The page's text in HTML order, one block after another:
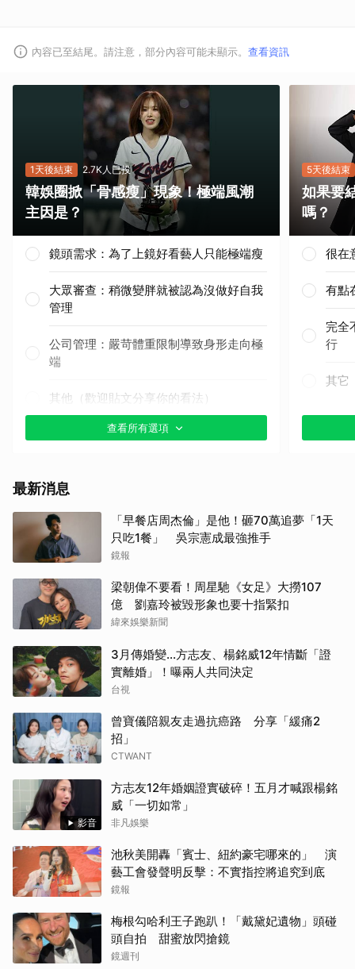
內容已至結尾。請注意，部分內容可能未顯示。 查看資訊
1天後結束 2.7K人已投
韓娛圈掀「骨感瘦」現象！極端風潮
主因是？
鏡頭需求：為了上鏡好看藝人只能極端瘦
大眾審查：稍微變胖就被認為沒做好自我
管理
公司管理：嚴苛體重限制導致身形走向極
端
其他（歡迎貼文分享你的看法）
查看所有選項
5天後結束
如果要
嗎？
很在
有點
完全
行
其它
最新消息
「早餐店周杰倫」是他！砸70萬追夢「1天
只吃1餐」 吳宗憲成最強推手
鏡報
梁朝偉不要看！周星馳《女足》大撈107
億 劉嘉玲被毀形象也要十指緊扣
緯來娛樂新聞
3月傳婚變...方志友、楊銘威12年情斷「證
實離婚」！曝兩人共同決定
台視
曾寶儀陪親友走過抗癌路 分享「緩痛2
招」
CTWANT
影音
方志友12年婚姻證實破碎！五月才喊跟楊銘
威「一切如常」
非凡娛樂
池秋美開轟「賓士、紐約豪宅哪來的」 演
藝工會發聲明反擊：不實指控將追究到底
鏡報
梅根勾哈利王子跑趴！「戴黛妃遺物」頭碰
頭自拍 甜蜜放閃搶鏡
鏡週刊